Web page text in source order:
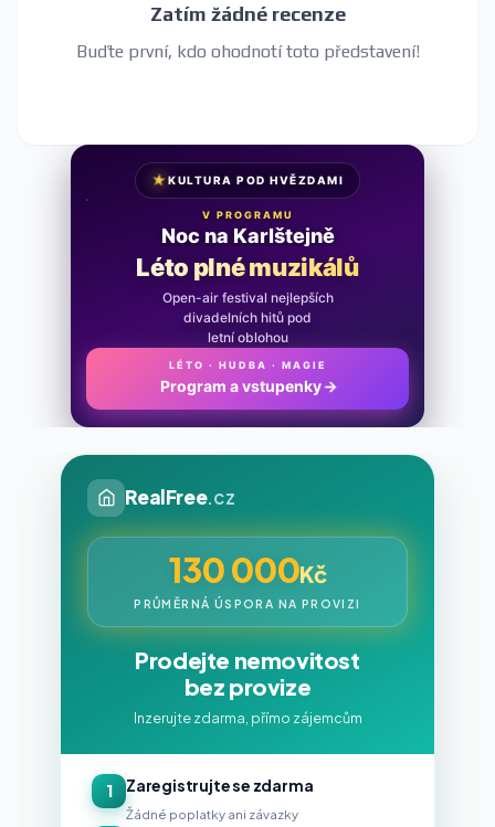
Zatím žádné recenze
Buďte první, kdo ohodnotí toto představení!
★KULTURA POD HVĚZDAMI
V PROGRAMU
Noc na Karlštejně
Léto plné muzikálů
Open-air festival nejlepších
divadelních hitů pod
letní oblohou
LÉTO · HUDBA · MAGIE
Program a vstupenky →
RealFree.cz
130 000Kč
PRŮMĚRNÁ ÚSPORA NA PROVIZI
Prodejte nemovitost
bez provize
Inzerujte zdarma, přímo zájemcům
1 Zaregistrujte se zdarma
Žádné poplatky ani závazky